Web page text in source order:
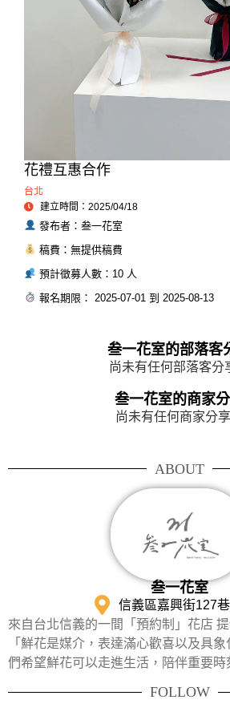
花禮互惠合作
台北
建立時間：2025/04/18
發布者：叁一花室
稿費：無提供稿費
預計徵募人數：10 人
報名期限： 2025-07-01 到 2025-08-13
叁一花室的部落客
尚未有任何部落客分
叁一花室的商家
尚未有任何商家分
ABOUT
叁一花室
信義區嘉興街127
來自台北信義的一間「預約制」花店
「鮮花是媒介，表達滿心歡喜以及具
們希望鮮花可以走進生活，陪伴重要時
FOLLOW